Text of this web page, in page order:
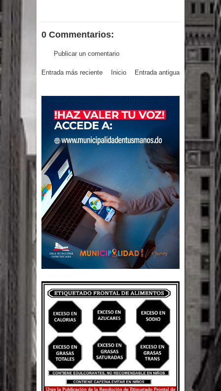
Miles de marroquíes cruzan la
frontera en masa para entrar a
España
sobre horarios de venta de alcohol
vigente desde 2006 y exige ley del
Presidente LMD Víctor D´Aza
supervisa obra relleno sanitario y se
reúne con alcalde San Cristóbal
Un lunes trágico deja seis jóvenes
muertos
Heridos y edificios colapsados tras
terremoto de magnitud 7,1 en Japón
Poder Ejecutivo promulga
modificaciones al nuevo Código Penal
Diputado Félix Michell Rodríguez
reveló que con Presupuesto
0 Commentarios:
Publicar un comentario
Entrada más reciente Entrada antigua
Inicio